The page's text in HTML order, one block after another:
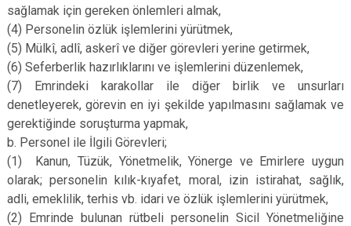
sağlamak için gereken önlemleri almak,
(4) Personelin özlük işlemlerini yürütmek,
(5) Mülkî, adlî, askerî ve diğer görevleri yerine getirmek,
(6) Seferberlik hazırlıklarını ve işlemlerini düzenlemek,
(7)
Emrindeki karakollar ile diğer birlik ve unsurları
denetleyerek, görevin en iyi şekilde yapılmasını sağlamak ve
gerektiğinde soruşturma yapmak,
b. Personel ile İlgili Görevleri;
(1)
Kanun, Tüzük, Yönetmelik, Yönerge ve Emirlere uygun
olarak; personelin kılık-kıyafet, moral, izin istirahat, sağlık,
adli, emeklilik, terhis vb. idari ve özlük işlemlerini yürütmek,
(2) Emrinde bulunan rütbeli personelin Sicil Yönetmeliğine